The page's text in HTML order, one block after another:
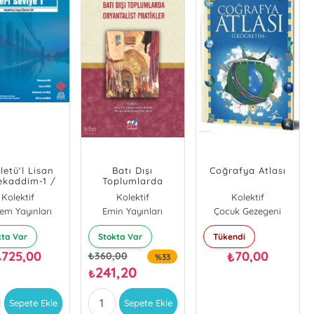
Lisan
1 /
Seviye-1
Kolektif
Yayınları
Var
725,00
Sepete Ekle
Batı Dışı
Toplumlarda
Oryantalist
Pratikler
Kolektif
Emin Yayınları
Stokta Var
₺360,00
₺241,20
%33
Sepete Ekle
Coğrafya Atlası
Kolektif
Çocuk Gezegeni
Tükendi
₺70,00